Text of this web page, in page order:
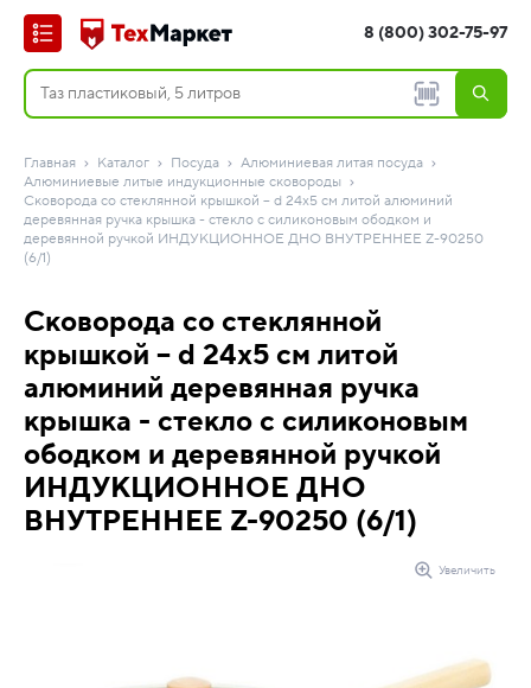
8 (800) 302-75-97
Главная Каталог Посуда
Алюминиевая литая посуда
Алюминиевые литые индукционные сковороды
Сковорода со стеклянной крышкой – d 24х5 см литой алюминий
деревянная ручка крышка - стекло с силиконовым ободком и
деревянной ручкой ИНДУКЦИОННОЕ ДНО ВНУТРЕННЕЕ Z-90250
(6/1)
Сковорода со стеклянной
крышкой – d 24х5 см литой
алюминий деревянная ручка
крышка - стекло с силиконовым
ободком и деревянной ручкой
ИНДУКЦИОННОЕ ДНО
ВНУТРЕННЕЕ Z-90250 (6/1)
Увеличить